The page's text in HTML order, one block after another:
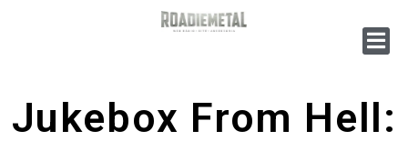
Jukebox From Hell: